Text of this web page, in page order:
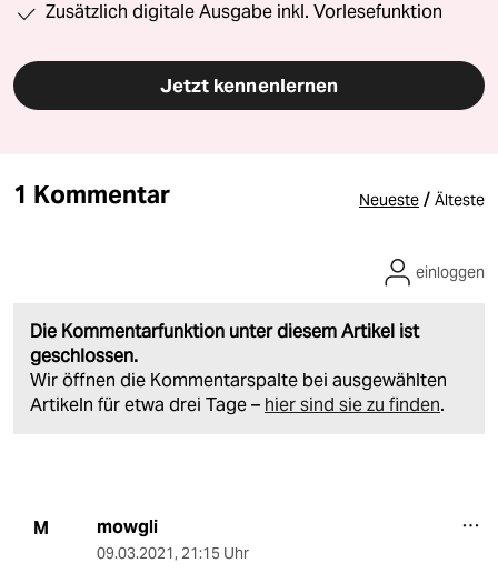
Zusätzlich digitale Ausgabe inkl. Vorlesefunktion
Jetzt kennenlernen
1 Kommentar Neueste / Älteste
Die Kommentarfunktion unter diesem Artikel ist
geschlossen.
Wir öffnen die Kommentarspalte bei ausgewählten
Artikeln für etwa drei Tage – hier sind sie zu finden.
einloggen
M mowgli
09.03.2021, 21:15 Uhr